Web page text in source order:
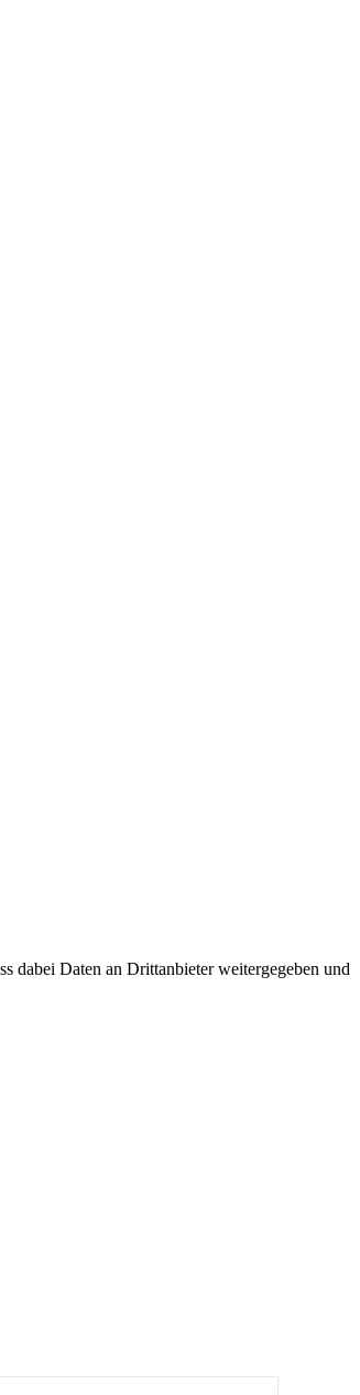
dabei Daten an Drittanbieter weitergegeben und